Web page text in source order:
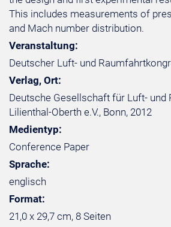
This includes measurements of
and Mach number distribution.
Veranstaltung:
Deutscher Luft- und
Verlag, Ort:
Deutsche Gesellschaft für Luft- und
Lilienthal-Oberth e.V., Bonn, 2012
Medientyp:
Conference Paper
Sprache:
englisch
Format:
21,0 x 29,7 cm, 8 Seiten